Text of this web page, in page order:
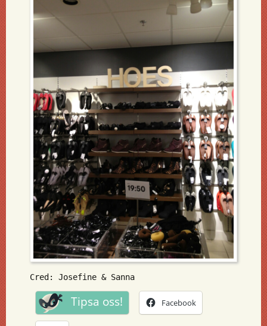
Cred: Josefine & Sanna
Tipsa oss! Facebook